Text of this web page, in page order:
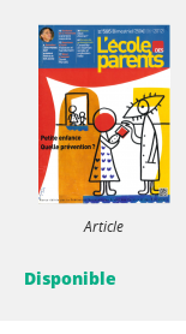
Article
Disponible